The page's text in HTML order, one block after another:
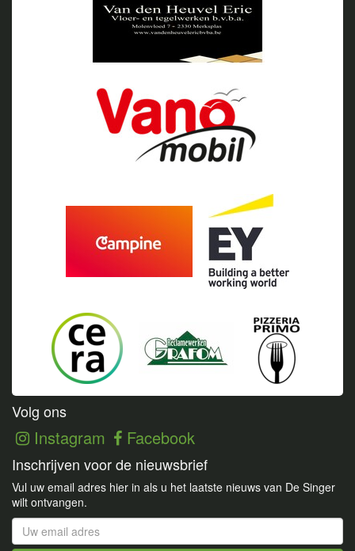
Volg ons
Instagram Facebook
Inschrijven voor de nieuwsbrief
Vul uw email adres hier in als u het laatste nieuws van De Singer
wilt ontvangen.